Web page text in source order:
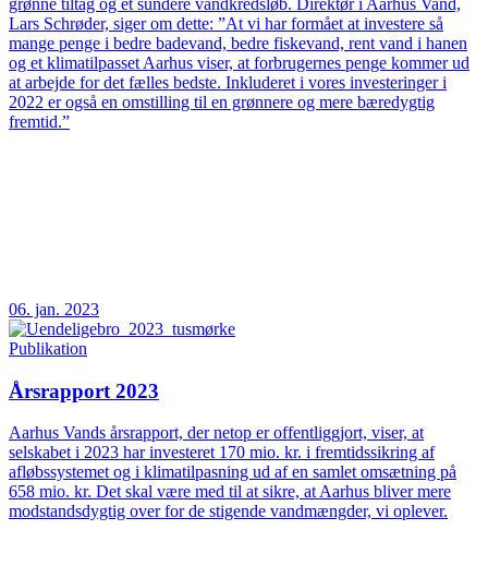
grønne tiltag og et sundere vandkredsløb. Direktør i Aarhus Vand,
Lars Schrøder, siger om dette: ”At vi har formået at investere så
mange penge i bedre badevand, bedre fiskevand, rent vand i hanen
og et klimatilpasset Aarhus viser, at forbrugernes penge kommer ud
at arbejde for det fælles bedste. Inkluderet i vores investeringer i
2022 er også en omstilling til en grønnere og mere bæredygtig
fremtid.”
06. jan. 2023
Publikation
Årsrapport 2023
Aarhus Vands årsrapport, der netop er offentliggjort, viser, at
selskabet i 2023 har investeret 170 mio. kr. i fremtidssikring af
afløbssystemet og i klimatilpasning ud af en samlet omsætning på
658 mio. kr. Det skal være med til at sikre, at Aarhus bliver mere
modstandsdygtig over for de stigende vandmængder, vi oplever.